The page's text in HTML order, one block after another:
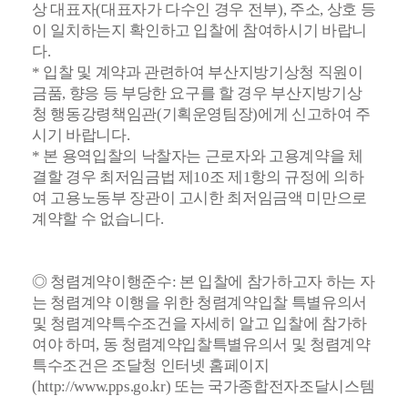
상 대표자(대표자가 다수인 경우 전부), 주소, 상호 등
이 일치하는지 확인하고 입찰에 참여하시기 바랍니
다.
* 입찰 및 계약과 관련하여 부산지방기상청 직원이
금품, 향응 등 부당한 요구를 할 경우 부산지방기상
청 행동강령책임관(기획운영팀장)에게 신고하여 주
시기 바랍니다.
* 본 용역입찰의 낙찰자는 근로자와 고용계약을 체
결할 경우 최저임금법 제10조 제1항의 규정에 의하
여 고용노동부 장관이 고시한 최저임금액 미만으로
계약할 수 없습니다.
◎ 청렴계약이행준수: 본 입찰에 참가하고자 하는 자
는 청렴계약 이행을 위한 청렴계약입찰 특별유의서
및 청렴계약특수조건을 자세히 알고 입찰에 참가하
여야 하며, 동 청렴계약입찰특별유의서 및 청렴계약
특수조건은 조달청 인터넷 홈페이지
(http://www.pps.go.kr) 또는 국가종합전자조달시스템